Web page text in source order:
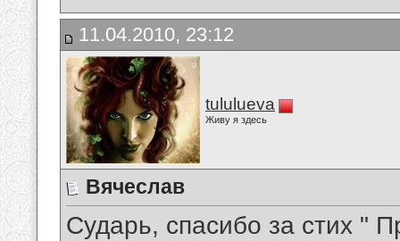
11.04.2010, 23:12
tululueva
Живу я здесь
Вячеслав
Сударь, спасибо за стих "